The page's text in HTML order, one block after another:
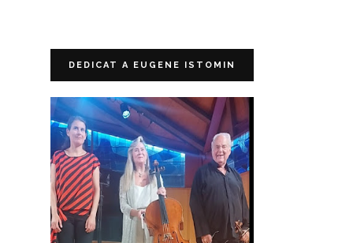
DEDICAT A EUGENE ISTOMIN